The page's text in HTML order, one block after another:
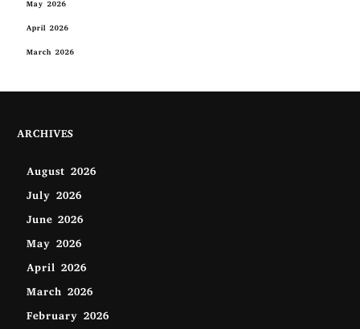
May 2026
April 2026
March 2026
ARCHIVES
August 2026
July 2026
June 2026
May 2026
April 2026
March 2026
February 2026